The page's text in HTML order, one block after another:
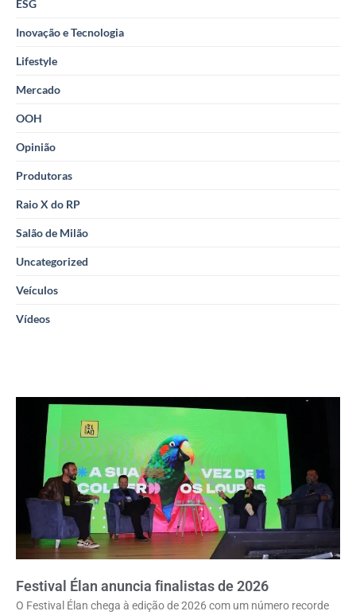
ESG
Inovação e Tecnologia
Lifestyle
Mercado
OOH
Opinião
Produtoras
Raio X do RP
Salão de Milão
Uncategorized
Veículos
Vídeos
Festival Élan anuncia finalistas de 2026
O Festival Élan chega à edição de 2026 com um número recorde